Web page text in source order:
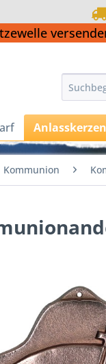
Anlasskerzen
Kommunion